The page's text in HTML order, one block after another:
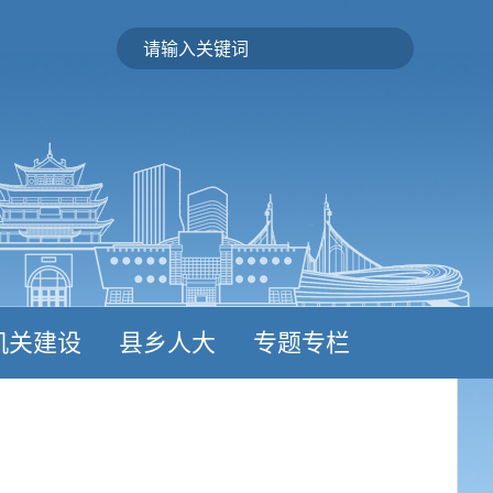
关建设 县乡人大 专题专栏